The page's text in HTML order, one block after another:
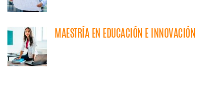
MAESTRÍA EN EDUCACIÓN E INNOVACIÓN